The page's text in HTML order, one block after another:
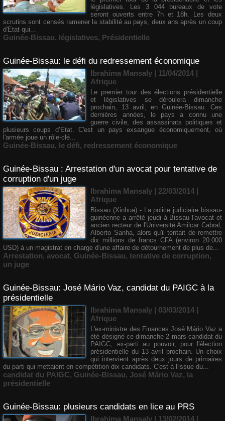
législatives. Les 3 044 bureaux de vote
seront ouverts entre 7h et 18h. Les deux
scrutins sont censés ramener la stabilité au pays, deux ans après un coup
d'Etat qui...
Guinée-Bissau, législatives, Présidentielle
Guinée-Bissau: le défi du redressement économique
Ibrahima Mansaly | 11/04/2014 |
Afrique
Le premier tour des élections présidentielle
et législatives se déroulera dimanche
prochain, 13 avril, en Guinée-Bissau. Ces
dernières années, le pays a connu une
guerre civile, des assassinats politiques et
plusieurs coups d’Etat. C'est un pays exsangue économiquement, où
l'armée joue un rôle-clé...
Guinée-Bissau, le défi, redressement économique
Guinée-Bissau : Arrestation d'un avocat pour tentative de
corruption d'un juge
Ibrahima Mansaly | 22/03/2014 |
Afrique
Bissau (Xinhua) - La police judiciaire bissau-
guinéenne a arrêté jeudi à Bissau l'avocat et
ancien recteur de l'Université Amilcar Cabral,
Alberto Sanha, alors qu'il tentait de remettre
dix millions de francs CFA (environ 20.000
USD) à un magistrat en charge d'une affaire de détournement de plus de...
Arrestation, avocat, Guinée-Bissau, tentative de corruption,
un juge
Guinée-Bissau: José Mário Vaz, candidat du PAIGC à la
présidentielle
Ibrahima Mansaly | 03/03/2014 |
Afrique
L'ex-ministre des Finances José Mário Vaz a
été désigné ce dimanche 2 mars candidat du
PAIGC, ex-parti au pouvoir, pour l'élection
présidentielle du 13 avril prochain. Un choix
qui intervient après deux jours de primaires
du parti qui mettaient en compétition dix candidats. C'est à l'issue du...
candidat du PAIGC, Guinée-Bissau, José Mário Vaz, la
présidentielle
Guinée-Bissau: plusieurs candidats en lice au PRS
Ibrahima Mansaly | 13/02/2014 |